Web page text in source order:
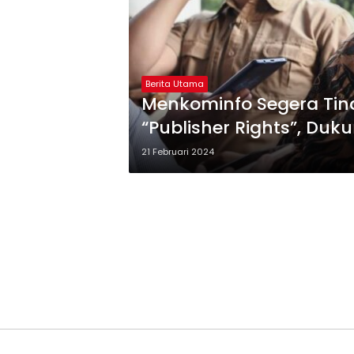
Berita Utama
Menkominfo Segera
“Publisher Rights”,
21 Februari 2024